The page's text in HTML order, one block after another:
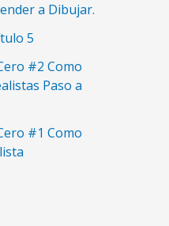
a Dibujar.
5
#2 Como
Paso a
#1 Como